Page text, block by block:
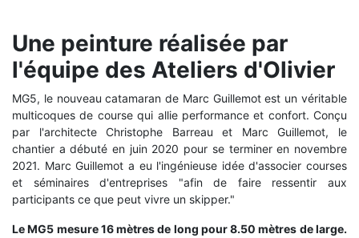
Une peinture réalisée par
l'équipe des Ateliers d'Olivier
MG5, le nouveau catamaran de Marc Guillemot est un véritable
multicoques de course qui allie performance et confort. Conçu
par l'architecte Christophe Barreau et Marc Guillemot, le
chantier a débuté en juin 2020 pour se terminer en novembre
2021. Marc Guillemot a eu l'ingénieuse idée d'associer courses
et séminaires d'entreprises "afin de faire ressentir aux
participants ce que peut vivre un skipper."
Le MG5 mesure 16 mètres de long pour 8.50 mètres de large.